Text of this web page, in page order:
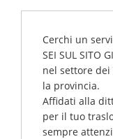
Cerchi un
SEI SUL SITO
nel settore dei
la provincia.
Affidati alla
per il tuo
sempre